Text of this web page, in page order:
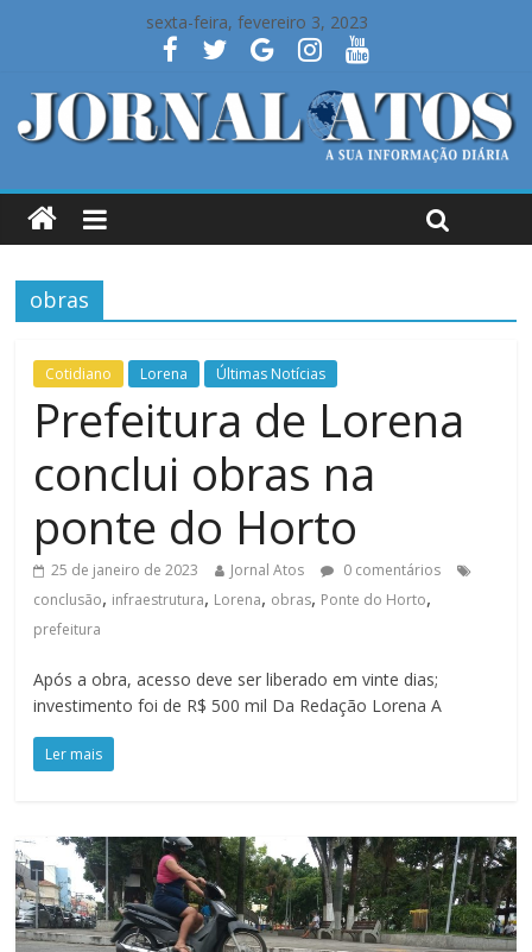
sexta-feira, fevereiro 3, 2023
obras
Cotidiano Lorena Últimas Notícias
Prefeitura de Lorena
conclui obras na
ponte do Horto
25 de janeiro de 2023 Jornal Atos
0 comentários
conclusão, infraestrutura, Lorena, obras, Ponte do Horto,
prefeitura
Após a obra, acesso deve ser liberado em vinte dias;
investimento foi de R$ 500 mil Da Redação Lorena A
Ler mais